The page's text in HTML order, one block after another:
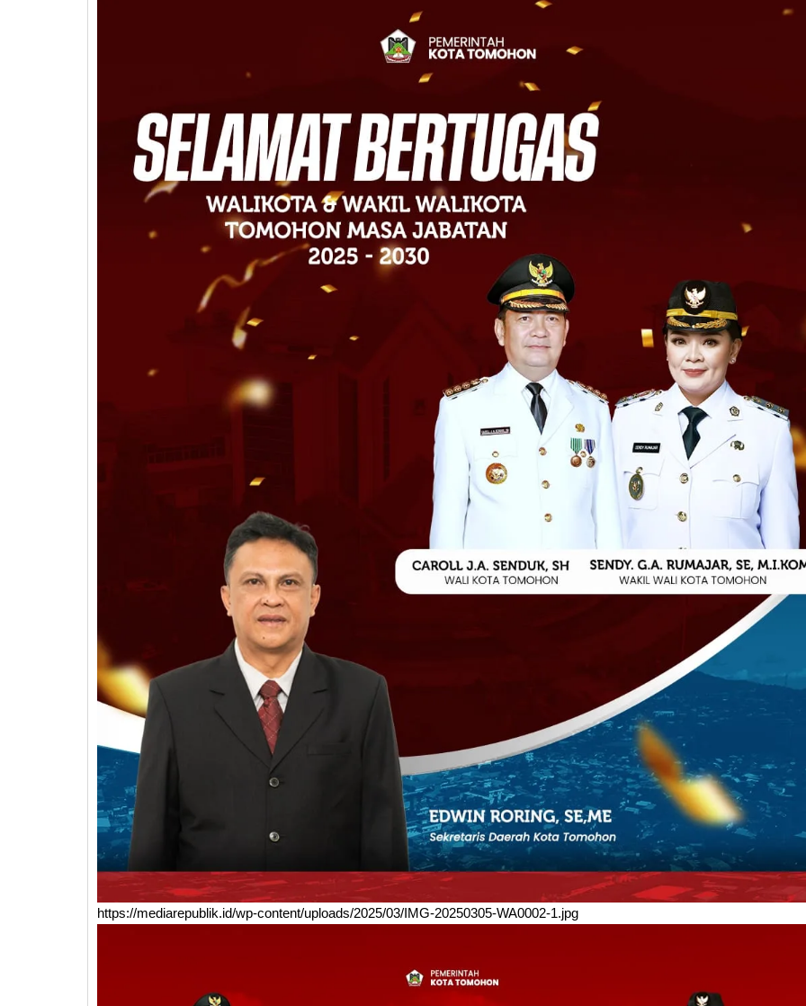
https://mediarepublik.id/wp-content/uploads/2025/03/IMG-20250305-WA0002-1.jpg